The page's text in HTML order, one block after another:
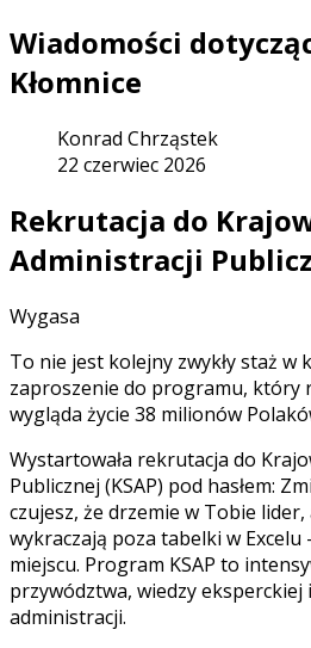
Wiadomości
Kłomnice
Konrad Chrząstek
22 czerwiec 2026
Rekrutacja do
Administracji
Wygasa
To nie jest kolejny zwykły staż w
zaproszenie do programu, który
wygląda życie 38 milionów
Wystartowała rekrutacja do
Publicznej (KSAP) pod hasłem:
czujesz, że drzemie w Tobie
wykraczają poza tabelki w Excelu
miejscu. Program KSAP to
przywództwa, wiedzy
administracji.